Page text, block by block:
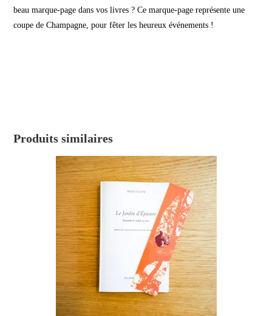
beau marque-page dans vos livres ? Ce marque-page représente une
coupe de Champagne, pour fêter les heureux événements !
Produits similaires